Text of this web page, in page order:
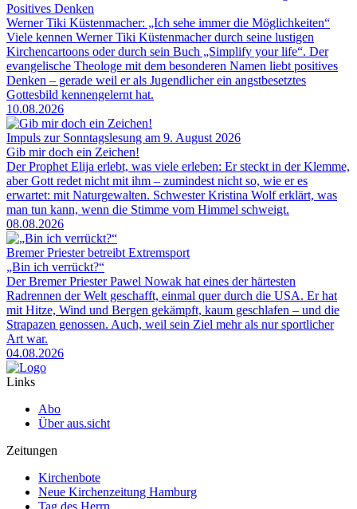
Positives Denken
Werner Tiki Küstenmacher: „Ich sehe immer die Möglichkeiten“
Viele kennen Werner Tiki Küstenmacher durch seine lustigen
Kirchencartoons oder durch sein Buch „Simplify your life“. Der
evangelische Theologe mit dem besonderen Namen liebt positives
Denken – gerade weil er als Jugendlicher ein angstbesetztes
Gottesbild kennengelernt hat.
10.08.2026
Impuls zur Sonntagslesung am 9. August 2026
Gib mir doch ein Zeichen!
Der Prophet Elija erlebt, was viele erleben: Er steckt in der Klemme,
aber Gott redet nicht mit ihm – zumindest nicht so, wie er es
erwartet: mit Naturgewalten. Schwester Kristina Wolf erklärt, was
man tun kann, wenn die Stimme vom Himmel schweigt.
08.08.2026
Bremer Priester betreibt Extremsport
„Bin ich verrückt?“
Der Bremer Priester Pawel Nowak hat eines der härtesten
Radrennen der Welt geschafft, einmal quer durch die USA. Er hat
mit Hitze, Wind und Bergen gekämpft, kaum geschlafen – und die
Strapazen genossen. Auch, weil sein Ziel mehr als nur sportlicher
Art war.
04.08.2026
Links
Abo
Über aus.sicht
Zeitungen
Kirchenbote
Neue Kirchenzeitung Hamburg
Tag des Herrn